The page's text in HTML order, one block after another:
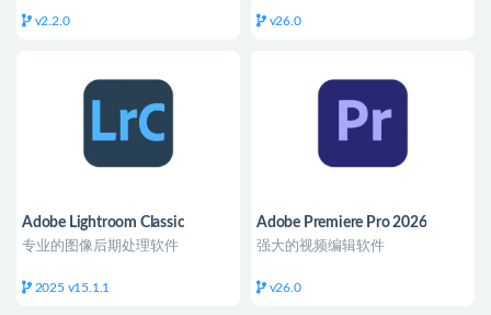
v2.2.0 v26.0
Adobe Lightroom Classic
专业的图像后期处理软件
2025 v15.1.1
Adobe Premiere Pro 2026
强大的视频编辑软件
v26.0